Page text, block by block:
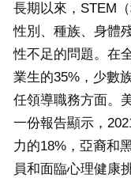
長期以來，STEM
性別、種族、身體
性不足的問題。在
業生的35%，少數
任領導職務方面。
一份報告顯示，
力的18%，亞裔和
員和面臨心理健康